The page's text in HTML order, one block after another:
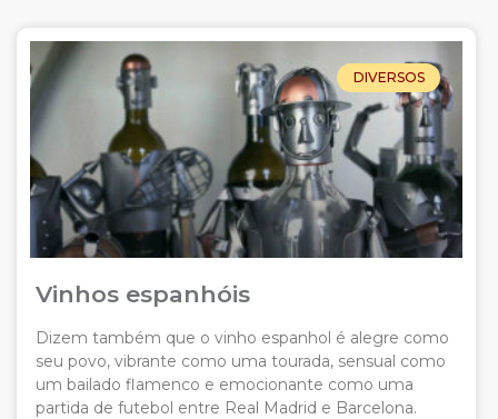
DIVERSOS
Vinhos espanhóis
Dizem também que o vinho espanhol é alegre como
seu povo, vibrante como uma tourada, sensual como
um bailado flamenco e emocionante como uma
partida de futebol entre Real Madrid e Barcelona.